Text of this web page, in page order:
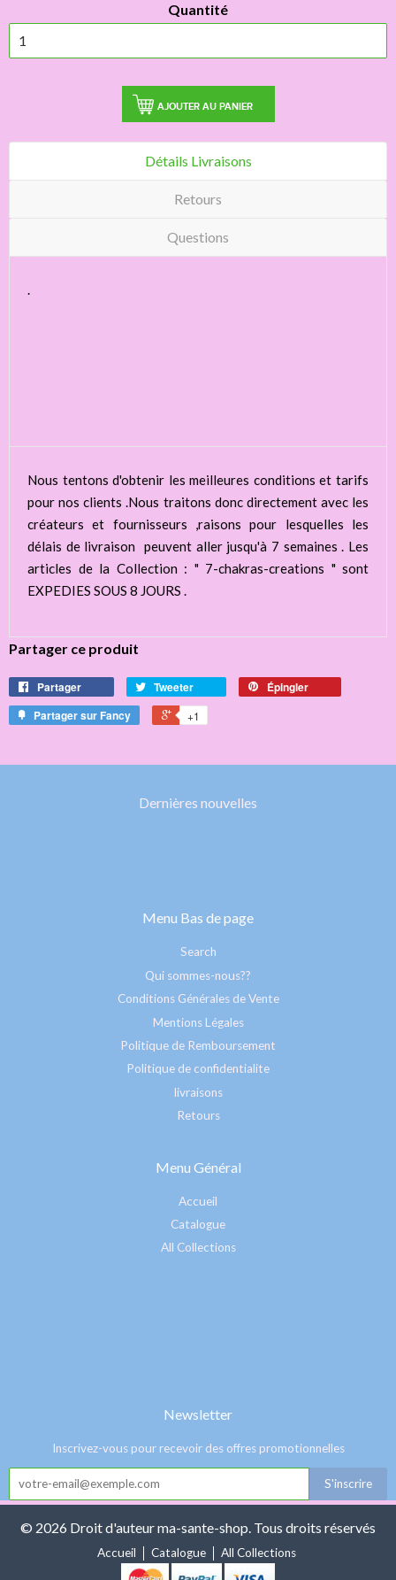
Quantité
AJOUTER AU PANIER
Détails Livraisons
Retours
Questions
.
Nous tentons d'obtenir les meilleures conditions et tarifs
pour nos clients .Nous traitons donc directement avec les
créateurs et fournisseurs ,raisons pour lesquelles les
délais de livraison peuvent aller jusqu'à 7 semaines . Les
articles de la Collection : " 7-chakras-creations " sont
EXPEDIES SOUS 8 JOURS .
Partager ce produit
Partager Tweeter
Épingler
Partager sur Fancy
+1
Dernières nouvelles
Menu Bas de page
Search
Qui sommes-nous??
Conditions Générales de Vente
Mentions Légales
Politique de Remboursement
Politique de confidentialite
livraisons
Retours
Menu Général
Accueil
Catalogue
All Collections
Newsletter
Inscrivez-vous pour recevoir des offres promotionnelles
© 2026 Droit d'auteur ma-sante-shop. Tous droits réservés
Accueil Catalogue All Collections